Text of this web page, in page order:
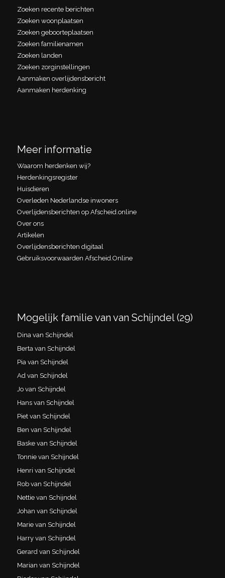
Zoeken recente berichten
Zoeken woonplaatsen
Zoeken geboorteplaatsen
Zoeken familienamen
Zoeken landen
Zoeken zorginstellingen
Aanmaken overlijdensbericht
Aanmaken herdenking
Meer informatie
Waarom herdenken wij?
Herdenkingsregister
Huisdieren
Overleden Nederlandse inwoners
Overlijdensberichten op Afscheid.online
Over ons
Artikelen
Overlijdensberichten digitaal
Gebruiksvoorwaarden Afscheid.Online
Mogelijk familie van van Schijndel (29)
Dina van Schijndel
Berta van Schijndel
Pia van Schijndel
Ad van Schijndel
Jo van Schijndel
Hans van Schijndel
Piet van Schijndel
Ben van Schijndel
Baske van Schijndel
Tonnie van Schijndel
Henri van Schijndel
Rob van Schijndel
Nettie van Schijndel
Johan van Schijndel
Marie van Schijndel
Harry van Schijndel
Gerard van Schijndel
Marian van Schijndel